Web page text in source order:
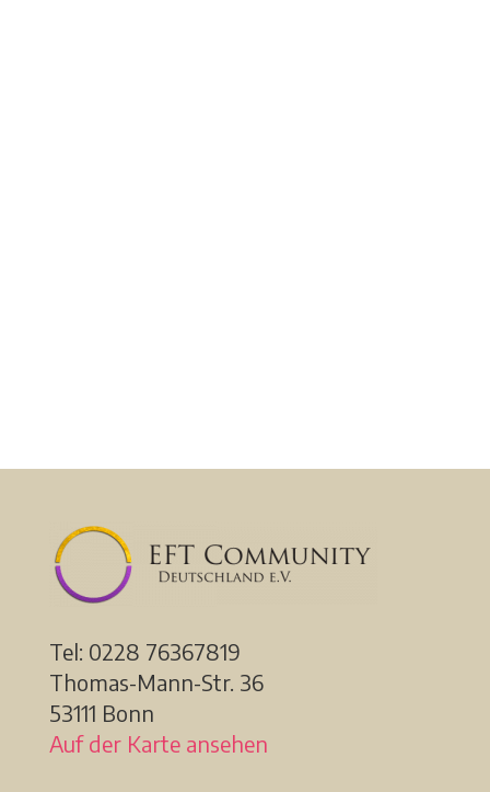
Tel: 0228 76367819
Thomas-Mann-Str. 36
53111 Bonn
Auf der Karte ansehen